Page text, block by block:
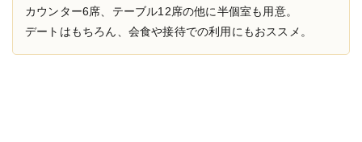
カウンター6席、テーブル12席の他に半個室も用意。
デートはもちろん、会食や接待での利用にもおススメ。